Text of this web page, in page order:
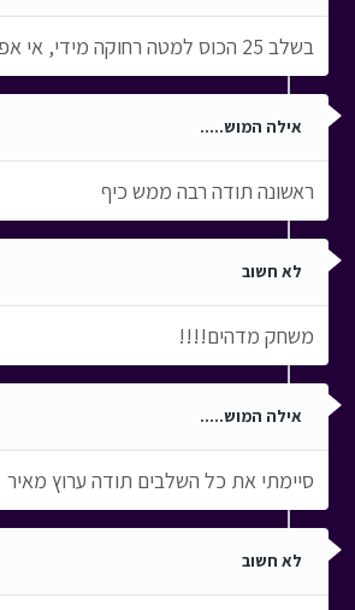
בשלב 25 הכוס למטה רחוקה מידי, אי אפשר להגיע אליה..
אילה המוש.....
ראשונה תודה רבה ממש כיף
לא חשוב
משחק מדהים!!!!
אילה המוש.....
סיימתי את כל השלבים תודה ערוץ מאיר
לא חשוב